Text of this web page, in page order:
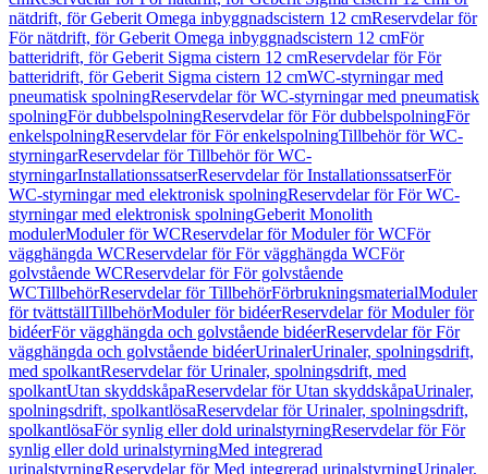
nätdrift, för Geberit Omega inbyggnadscistern 12 cmReservdelar för
För nätdrift, för Geberit Omega inbyggnadscistern 12 cmFör
batteridrift, för Geberit Sigma cistern 12 cmReservdelar för För
batteridrift, för Geberit Sigma cistern 12 cmWC-styrningar med
pneumatisk spolningReservdelar för WC-styrningar med pneumatisk
spolningFör dubbelspolningReservdelar för För dubbelspolningFör
enkelspolningReservdelar för För enkelspolningTillbehör för WC-
styrningarReservdelar för Tillbehör för WC-
styrningarInstallationssatserReservdelar för InstallationssatserFör
WC-styrningar med elektronisk spolningReservdelar för För WC-
styrningar med elektronisk spolningGeberit Monolith
modulerModuler för WCReservdelar för Moduler för WCFör
vägghängda WCReservdelar för För vägghängda WCFör
golvstående WCReservdelar för För golvstående
WCTillbehörReservdelar för TillbehörFörbrukningsmaterialModuler
för tvättställTillbehörModuler för bidéerReservdelar för Moduler för
bidéerFör vägghängda och golvstående bidéerReservdelar för För
vägghängda och golvstående bidéerUrinalerUrinaler, spolningsdrift,
med spolkantReservdelar för Urinaler, spolningsdrift, med
spolkantUtan skyddskåpaReservdelar för Utan skyddskåpaUrinaler,
spolningsdrift, spolkantlösaReservdelar för Urinaler, spolningsdrift,
spolkantlösaFör synlig eller dold urinalstyrningReservdelar för För
synlig eller dold urinalstyrningMed integrerad
urinalstyrningReservdelar för Med integrerad urinalstyrningUrinaler,